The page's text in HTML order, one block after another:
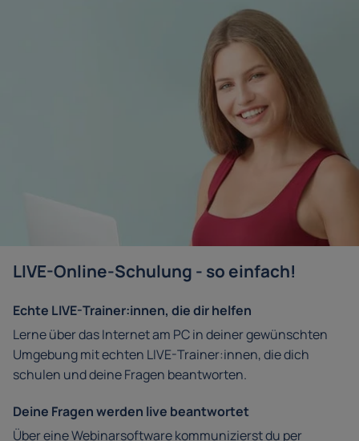
LIVE-Online-Schulung - so einfach!
Echte LIVE-Trainer:innen, die dir helfen
Lerne über das Internet am PC in deiner gewünschten
Umgebung mit echten LIVE-Trainer:innen, die dich
schulen und deine Fragen beantworten.
Deine Fragen werden live beantwortet
Über eine Webinarsoftware kommunizierst du per